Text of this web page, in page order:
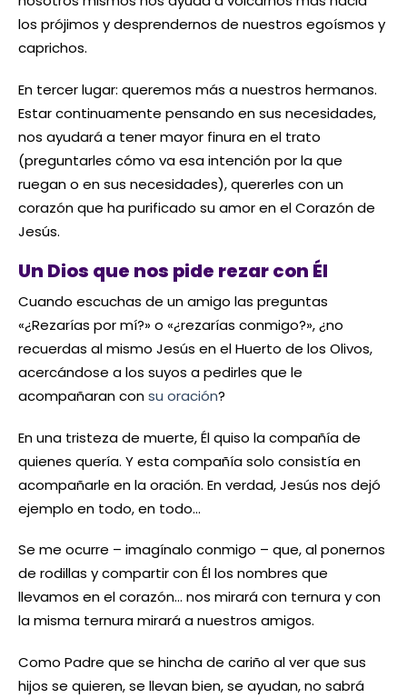
los prójimos y desprendernos de nuestros egoísmos y
caprichos.
En tercer lugar: queremos más a nuestros hermanos.
Estar continuamente pensando en sus necesidades,
nos ayudará a tener mayor finura en el trato
(preguntarles cómo va esa intención por la que
ruegan o en sus necesidades), quererles con un
corazón que ha purificado su amor en el Corazón de
Jesús.
Un Dios que nos pide rezar con Él
Cuando escuchas de un amigo las preguntas
«¿Rezarías por mí?» o «¿rezarías conmigo?», ¿no
recuerdas al mismo Jesús en el Huerto de los Olivos,
acercándose a los suyos a pedirles que le
acompañaran consu oración?
En una tristeza de muerte, Él quiso la compañía de
quienes quería. Y esta compañía solo consistía en
acompañarle en la oración. En verdad, Jesús nos dejó
ejemplo en todo, en todo…
Se me ocurre – imagínalo conmigo – que, al ponernos
de rodillas y compartir con Él los nombres que
llevamos en el corazón… nos mirará con ternura y con
la misma ternura mirará a nuestros amigos.
Como Padre que se hincha de cariño al ver que sus
hijos se quieren, se llevan bien, se ayudan, no sabrá